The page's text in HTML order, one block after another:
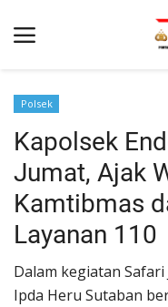
Beranda
Terms & Conditions
Binkam
Polsek
Kapolsek
Jumat, Ajak
Kamtibmas
Layanan 110
Dalam kegiatan
Ipda Heru Sutaban